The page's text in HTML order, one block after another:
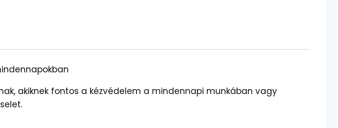
akiknek fontos a kézvédelem a mindennapi munkában vagy